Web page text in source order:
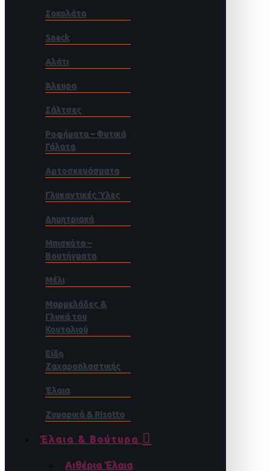
Σοκολάτα
Snack
Αλάτι
Άλευρα
Σάλτσες
Ροφήματα – Φυτικά
Γάλατα
Αρτοσκευάσματα
Γλυκαντικές Ύλες
Δημητριακά
Μπισκότα –
Βουτήγματα
Μέλι
Μαρμελάδες &
Γλυκά του
Κουταλιού
Είδη
Ζαχαροπλαστικής
Έλαια
Ζυμαρικά & Risotto
Έλαια & Βούτυρα
Αιθέρια Έλαια